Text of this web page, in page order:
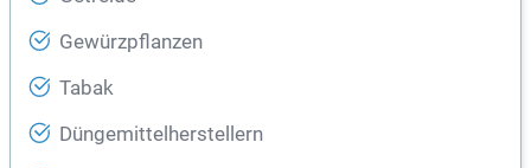
Gewürzpflanzen
Tabak
Düngemittelherstellern